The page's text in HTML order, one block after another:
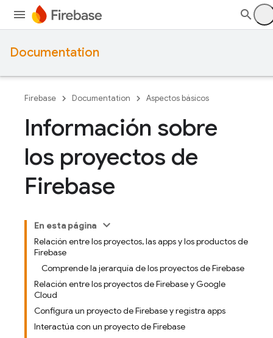
Documentation
Firebase Documentation Aspectos básicos
Información sobre
los proyectos de
Firebase
En esta página
Relación entre los proyectos, las apps y los productos de
Firebase
Comprende la jerarquía de los proyectos de Firebase
Relación entre los proyectos de Firebase y Google
Cloud
Configura un proyecto de Firebase y registra apps
Interactúa con un proyecto de Firebase